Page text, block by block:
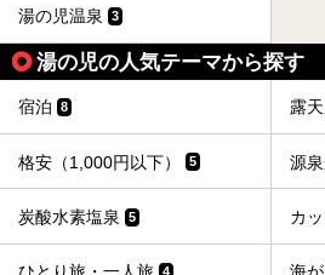
湯の児温泉 3
湯の児の人気テーマから探す
宿泊 8 露
格安（1,000円以下） 5 源
炭酸水素塩泉 5 カ
4